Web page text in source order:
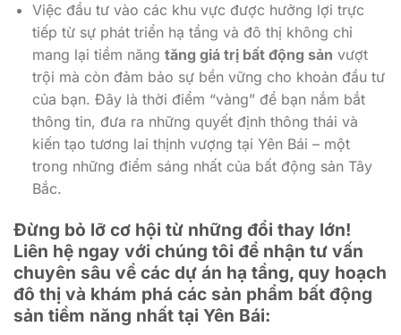
Việc đầu tư vào các khu vực được hưởng lợi trực
tiếp từ sự phát triển hạ tầng và đô thị không chỉ
mang lại tiềm năng tăng giá trị bất động sản vượt
trội mà còn đảm bảo sự bền vững cho khoản đầu tư
của bạn. Đây là thời điểm “vàng” để bạn nắm bắt
thông tin, đưa ra những quyết định thông thái và
kiến tạo tương lai thịnh vượng tại Yên Bái – một
trong những điểm sáng nhất của bất động sản Tây
Bắc.
Đừng bỏ lỡ cơ hội từ những đổi thay lớn!
Liên hệ ngay với chúng tôi để nhận tư vấn
chuyên sâu về các dự án hạ tầng, quy hoạch
đô thị và khám phá các sản phẩm bất động
sản tiềm năng nhất tại Yên Bái: